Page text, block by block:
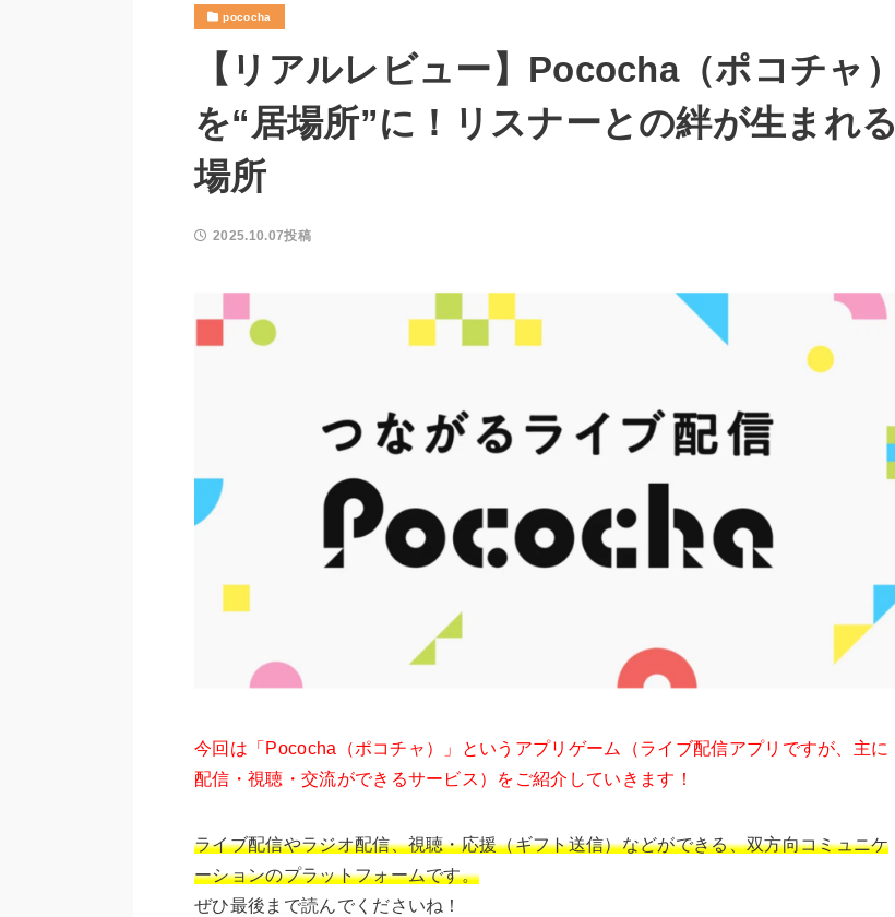
pococha
【リアルレビュー】Pococha（ポコチャ）
を“居場所”に！リスナーとの絆が生まれる
場所
2025.10.07投稿
今回は「Pococha（ポコチャ）」というアプリゲーム（ライブ配信アプリですが、主に
配信・視聴・交流ができるサービス）をご紹介していきます！
ライブ配信やラジオ配信、視聴・応援（ギフト送信）などができる、双方向コミュニケ
ーションのプラットフォームです。
ぜひ最後まで読んでくださいね！